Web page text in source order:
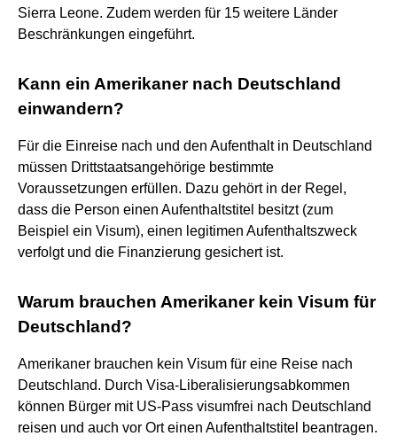
Sierra Leone. Zudem werden für 15 weitere Länder
Beschränkungen eingeführt.
Kann ein Amerikaner nach Deutschland
einwandern?
Für die Einreise nach und den Aufenthalt in Deutschland
müssen Drittstaatsangehörige bestimmte
Voraussetzungen erfüllen. Dazu gehört in der Regel,
dass die Person einen Aufenthaltstitel besitzt (zum
Beispiel ein Visum), einen legitimen Aufenthaltszweck
verfolgt und die Finanzierung gesichert ist.
Warum brauchen Amerikaner kein Visum für
Deutschland?
Amerikaner brauchen kein Visum für eine Reise nach
Deutschland. Durch Visa-Liberalisierungsabkommen
können Bürger mit US-Pass visumfrei nach Deutschland
reisen und auch vor Ort einen Aufenthaltstitel beantragen.